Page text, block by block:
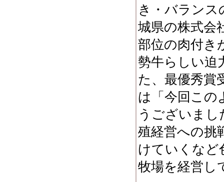
き・バランス
城県の株式会
部位の肉付き
勢牛らしい迫
た、最優秀賞
は「今回この
うございま
殖経営への挑
けていくなど
牧場を経営し